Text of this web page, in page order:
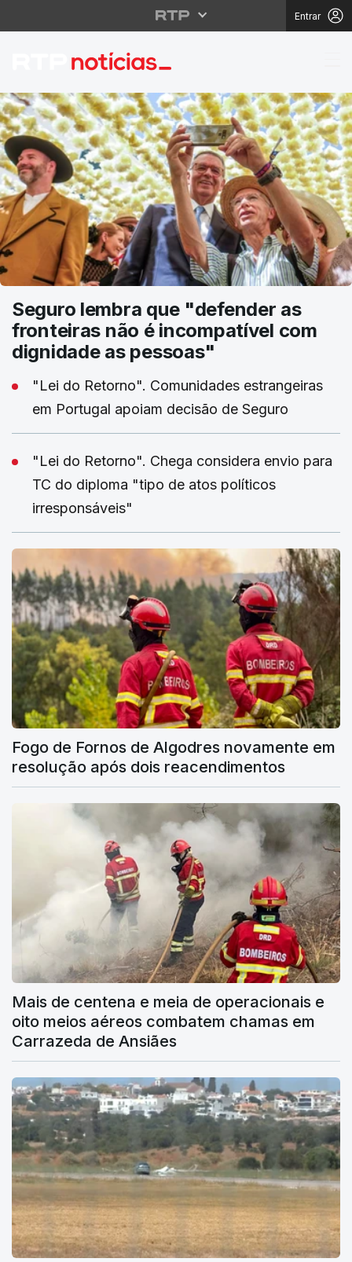
Entrar
RTP Notícias
Seguro lembra que "defender as
fronteiras não é incompatível com
dignidade as pessoas"
"Lei do Retorno". Comunidades estrangeiras
em Portugal apoiam decisão de Seguro
"Lei do Retorno". Chega considera envio para
TC do diploma "tipo de atos políticos
irresponsáveis"
Fogo de Fornos de Algodres novamente em
resolução após dois reacendimentos
Mais de centena e meia de operacionais e
oito meios aéreos combatem chamas em
Carrazeda de Ansiães